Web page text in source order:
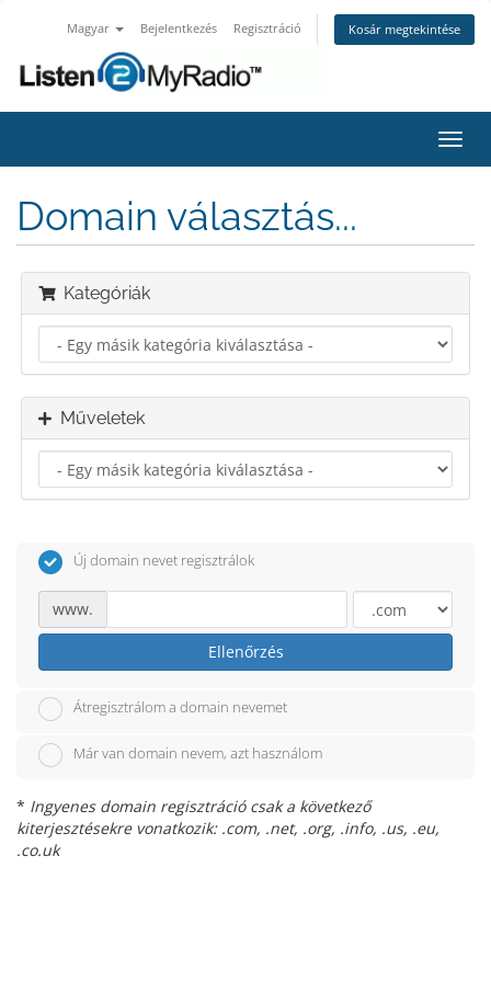
Magyar Bejelentkezés Regisztráció Kosár megtekintése
a
Domain választás...
Kategóriák
Műveletek
Új domain nevet regisztrálok
www.
Ellenőrzés
Átregisztrálom a domain nevemet
Már van domain nevem, azt használom
* Ingyenes domain regisztráció csak a következő
kiterjesztésekre vonatkozik: .com, .net, .org, .info, .us, .eu,
.co.uk